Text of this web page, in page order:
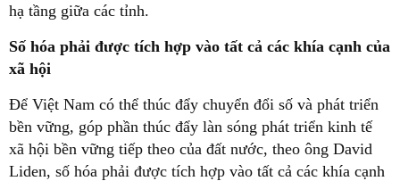
hạ tầng giữa các tỉnh.
Số hóa phải được tích hợp vào tất cả các khía cạnh của
xã hội
Để Việt Nam có thể thúc đẩy chuyển đổi số và phát triển
bền vững, góp phần thúc đẩy làn sóng phát triển kinh tế
xã hội bền vững tiếp theo của đất nước, theo ông David
Liden, số hóa phải được tích hợp vào tất cả các khía cạnh